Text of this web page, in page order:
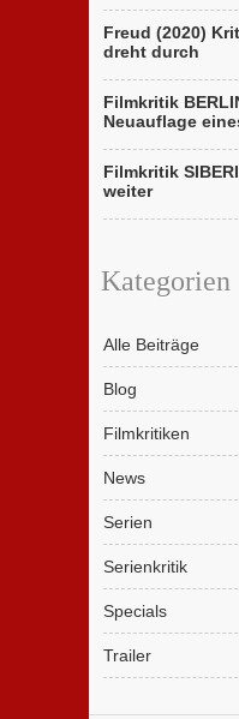
Freud (2020)
dreht durch
Filmkritik
Neuauflage
Filmkritik
weiter
Kategorien
Alle Beiträge
Blog
Filmkritiken
News
Serien
Serienkritik
Specials
Trailer